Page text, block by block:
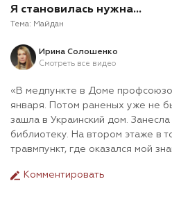
Я становилась нужна…
Тема: Майдан
Ирина Солошенко
Смотреть все видео
«В медпункте в Доме
января. Потом раненых уже не
зашла в Украинский дом.
библиотеку. На втором этаже в
травмпункт, где оказался мой
Комментировать